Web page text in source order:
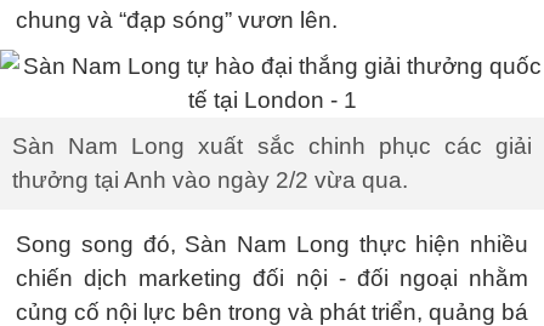
chung và “đạp sóng” vươn lên.
Sàn Nam Long xuất sắc chinh phục các giải
thưởng tại Anh vào ngày 2/2 vừa qua.
Song song đó, Sàn Nam Long thực hiện nhiều
chiến dịch marketing đối nội - đối ngoại nhằm
củng cố nội lực bên trong và phát triển, quảng bá